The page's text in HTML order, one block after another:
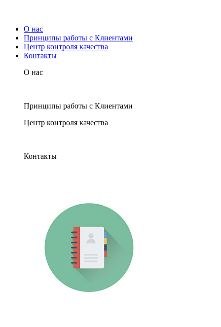
О нас
Принципы работы с Клиентами
Центр контроля качества
Контакты
О нас
Принципы работы с Клиентами
Центр контроля качества
Контакты